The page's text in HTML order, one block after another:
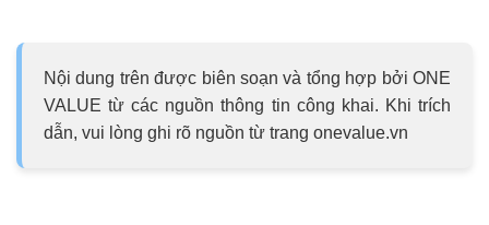
Nội dung trên được biên soạn và tổng hợp bởi ONE
VALUE từ các nguồn thông tin công khai. Khi trích
dẫn, vui lòng ghi rõ nguồn từ trang onevalue.vn